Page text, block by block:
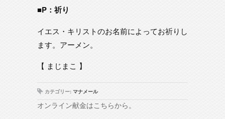
■P：祈り
イエス・キリストのお名前によってお祈りし
ます。アーメン。
【 まじまこ 】
カテゴリー: マナメール
オンライン献金はこちらから。